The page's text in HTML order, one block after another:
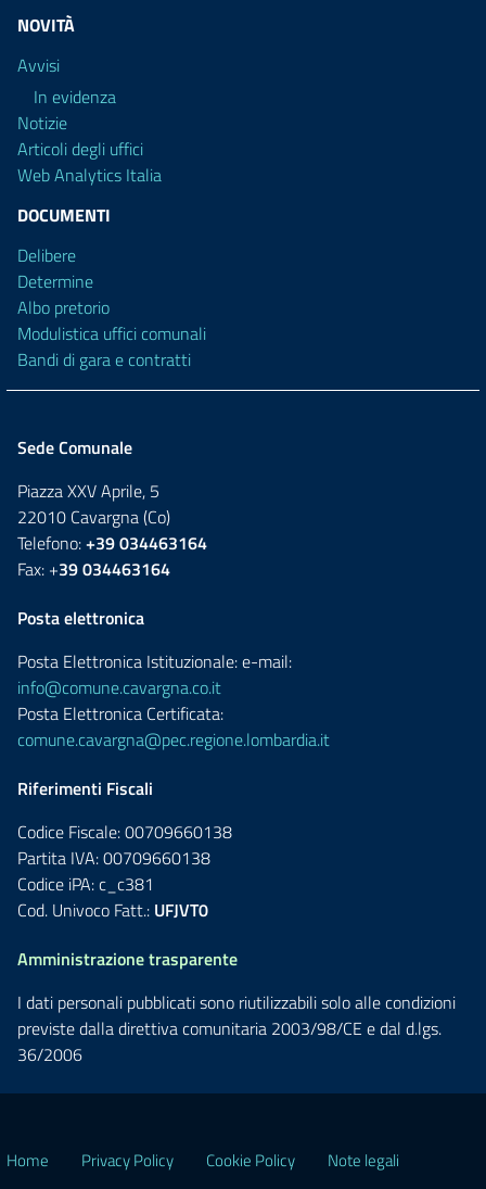
NOVITÀ
Avvisi
In evidenza
Notizie
Articoli degli uffici
Web Analytics Italia
DOCUMENTI
Delibere
Determine
Albo pretorio
Modulistica uffici comunali
Bandi di gara e contratti
Sede Comunale
Piazza XXV Aprile, 5
22010 Cavargna (Co)
Telefono:+39 034463164
Fax: +39 034463164
Posta elettronica
Posta Elettronica Istituzionale: e-mail:
info@comune.cavargna.co.it
Posta Elettronica Certificata:
comune.cavargna@pec.regione.lombardia.it
Riferimenti Fiscali
Codice Fiscale: 00709660138
Partita IVA: 00709660138
Codice iPA: c_c381
Cod. Univoco Fatt.: UFJVT0
Amministrazione trasparente
I dati personali pubblicati sono riutilizzabili solo alle condizioni
previste dalla direttiva comunitaria 2003/98/CE e dal d.lgs.
36/2006
Home Privacy Policy Cookie Policy Note legali